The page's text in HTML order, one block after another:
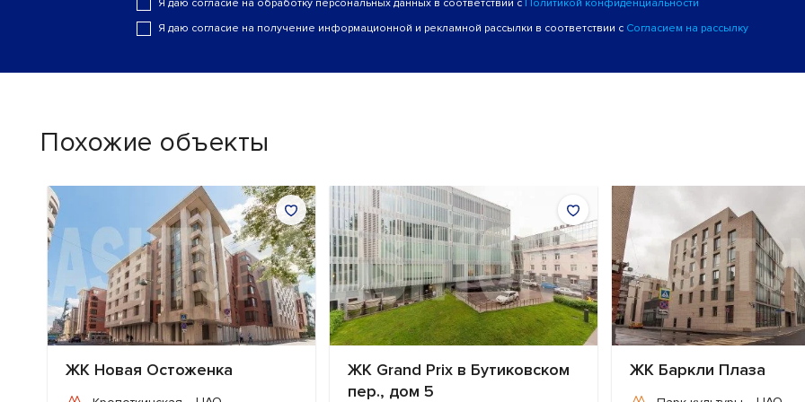
Я даю согласие на обработку персональных данных в соответствии с Политикой конфиденциальности
Я даю согласие на получение информационной и рекламной рассылки в соответствии с Согласием на рассылку
Похожие объекты
ЖК Новая Остоженка
ЖК Grand Prix в Бутиковском
пер., дом 5
ЖК Баркли Плаза